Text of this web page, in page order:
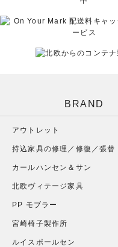
BRAND
アウトレット
持込家具の修理／修復／張替
カールハンセン＆サン
北欧ヴィテージ家具
PP モブラー
宮崎椅子製作所
ルイスポールセン